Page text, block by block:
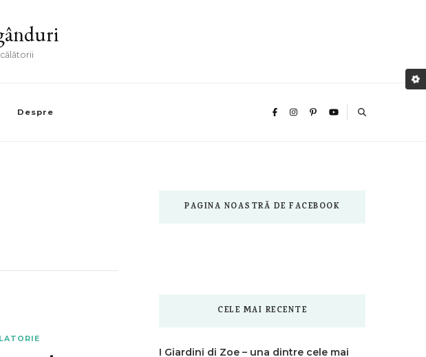
Despre
PAGINA NOASTRĂ DE FACEBOOK
CELE MAI RECENTE
I Giardini di Zoe – una dintre cele mai